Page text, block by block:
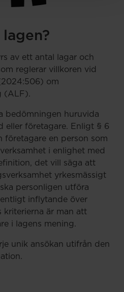
av ett antal lagar och
reglerar villkoren vid
om
(ALF).
bedömningen huruvida
eller företagare. Enligt § 6
företagare en person som
i enlighet med
det vill säga att
yrkesmässigt
personligen utföra
inflytande över
kriterierna är man att
i lagens mening.
unik ansökan utifrån den